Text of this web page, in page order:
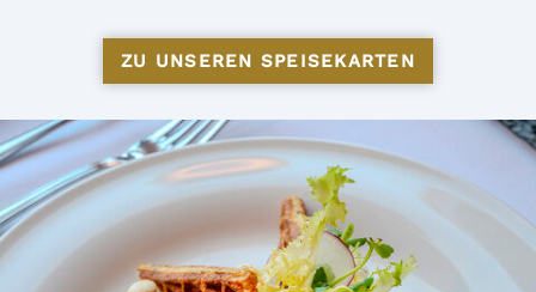
ZU UNSEREN SPEISEKARTEN